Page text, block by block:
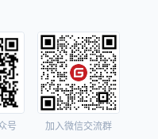
号 加入微信交流群